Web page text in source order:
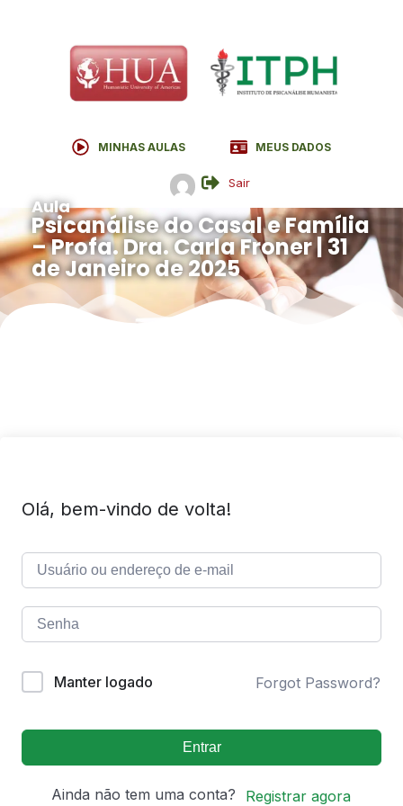
MINHAS AULAS MEUS DADOS
Sair
Aula
Psicanálise do Casal e Família
– Profa. Dra. Carla Froner | 31
de Janeiro de 2025
Olá, bem-vindo de volta!
Manter logado Forgot Password?
Entrar
Ainda não tem uma conta? Registrar agora